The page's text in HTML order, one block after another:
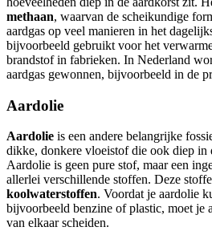
methaan, waarvan de scheikundige
aardgas op veel manieren in het
bijvoorbeeld gebruikt voor het
brandstof in fabrieken. In Nederland
aardgas gewonnen, bijvoorbeeld in de
Aardolie
Aardolie is een andere belangrijke
dikke, donkere vloeistof die ook diep in
Aardolie is geen pure stof, maar een
allerlei verschillende stoffen. Deze
koolwaterstoffen. Voordat je aardolie
bijvoorbeeld benzine of plastic, moet je
van elkaar scheiden.